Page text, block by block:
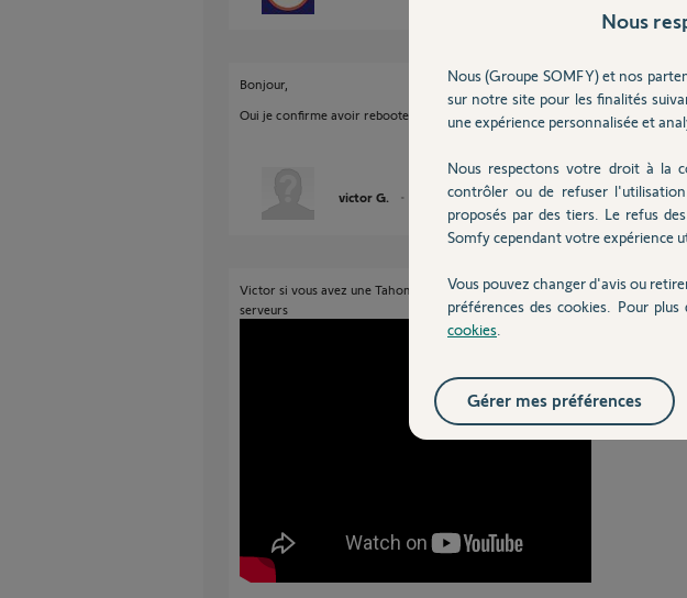
Bonjour,
Oui je confirme avoir rebooter la box internet et aussi la box Tahoma. Mais
victor G. il y a plus de 3 ans
Victor si vous avez une Tahoma v2 il y a une procédure de resynchronisation
serveurs
Nous
Nous (Groupe SOMFY) et nos
sur notre site pour les finalités
une expérience personnalisée et
Nous respectons votre droit à la
contrôler ou de refuser
proposés par des tiers. Le refus
Somfy cependant votre expérience
Vous pouvez changer d'avis ou
préférences des cookies. Pour
cookies
Gérer mes préférences